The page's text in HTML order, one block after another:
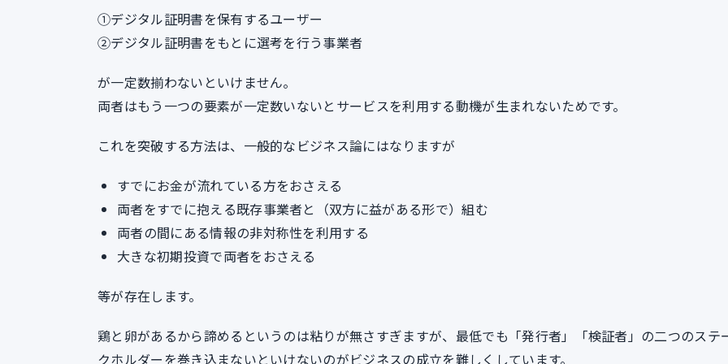
①デジタル証明書を保有するユーザー
②デジタル証明書をもとに選考を行う事業者
が一定数揃わないといけません。
両者はもう一つの要素が一定数いないとサービスを利用する動機が生まれないためです。
これを突破する方法は、一般的なビジネス論にはなりますが
すでにお金が流れている方をおさえる
両者をすでに抱える既存事業者と（双方に益がある形で）組む
両者の間にある情報の非対称性を利用する
大きな初期投資で両者をおさえる
等が存在します。
鶏と卵があるから諦めるというのは粘りが無さすぎますが、最低でも「発行者」「検証者」の二つのステ
クホルダーを巻き込まないといけないのがビジネスの成立を難しくしています。